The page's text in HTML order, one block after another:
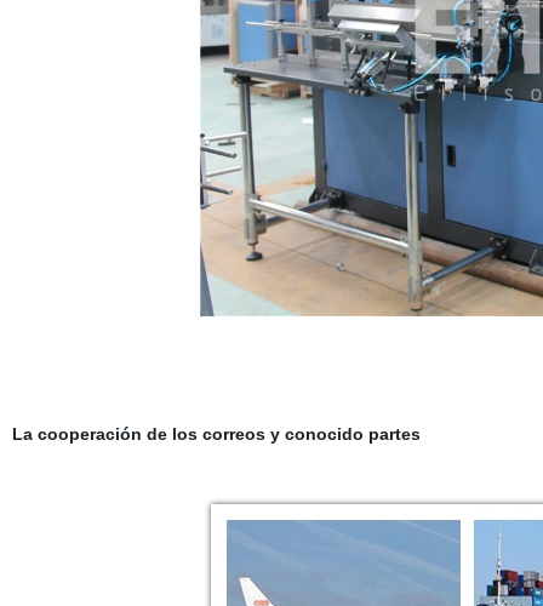
La cooperación de los correos y conocido partes